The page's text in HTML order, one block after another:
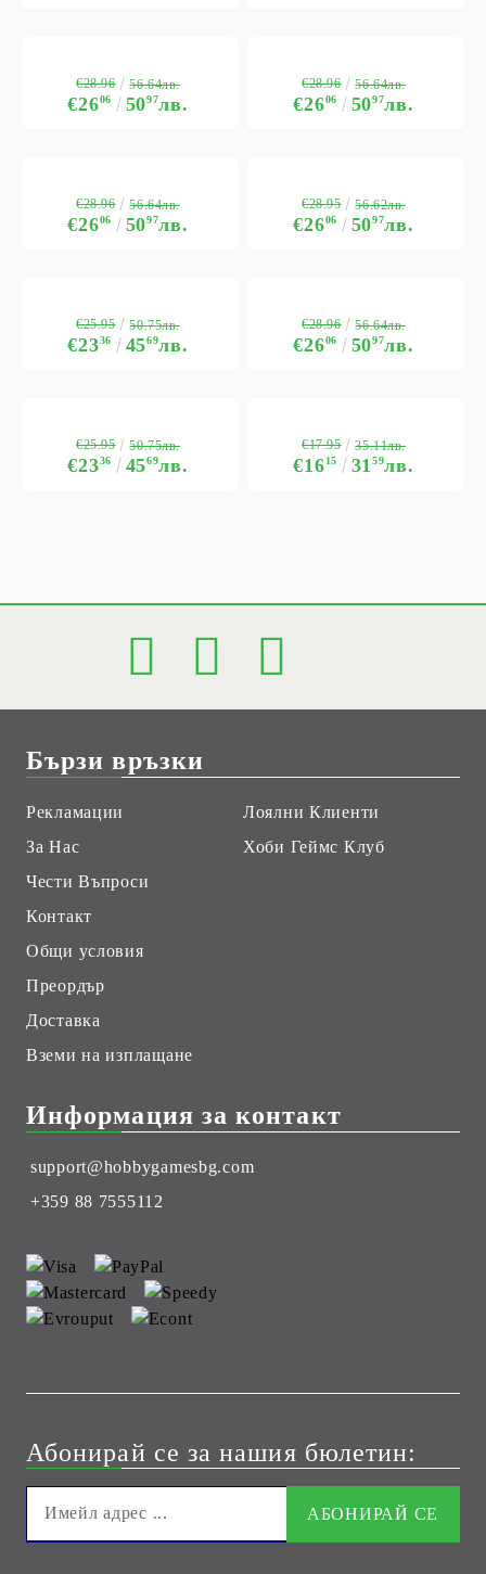
€2606 5097лв.
€28.96 56.64лв.
€2606 5097лв.
€28.96 56.64лв.
€2606 5097лв.
€28.96 56.64лв.
€2606 5097лв.
€28.95 56.62лв.
€2336 4569лв.
€25.95 50.75лв.
€2606 5097лв.
€28.96 56.64лв.
€2336 4569лв.
€25.95 50.75лв.
€1615 3159лв.
€17.95 35.11лв.
Бързи връзки
Рекламации
За Нас
Чести Въпроси
Контакт
Общи условия
Преордър
Доставка
Вземи на изплащане
Лоялни Клиенти
Хоби Геймс Клуб
Информация за контакт
support@hobbygamesbg.com
+359 88 7555112
Абонирай се за нашия бюлетин: